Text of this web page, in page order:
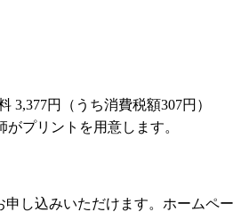
3,377円（うち消費税額307円）
がプリントを用意します。
し込みいただけます。ホームペー